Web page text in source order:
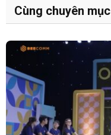
Cùng chuyên mục